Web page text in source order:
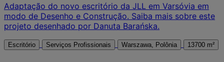
Adaptação do novo escritório da JLL em Varsóvia em
modo de Desenho e Construção. Saiba mais sobre este
projeto desenhado por Danuta Barańska.
Escritório Serviços Profissionais Warszawa, Polônia 13700 m²